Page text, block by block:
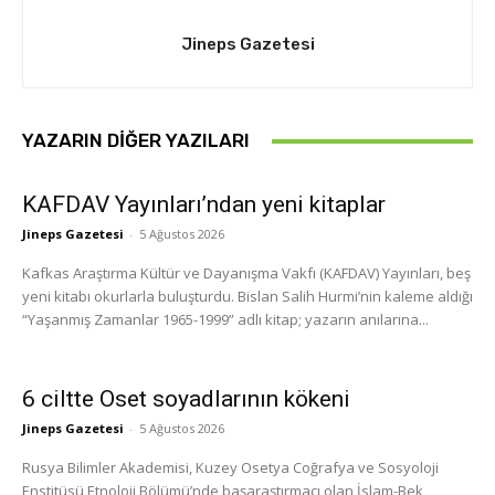
Jineps Gazetesi
YAZARIN DIĞER YAZILARI
KAFDAV Yayınları’ndan yeni kitaplar
Jineps Gazetesi - 5 Ağustos 2026
Kafkas Araştırma Kültür ve Dayanışma Vakfı (KAFDAV) Yayınları, beş
yeni kitabı okurlarla buluşturdu. Bislan Salih Hurmi’nin kaleme aldığı
“Yaşanmış Zamanlar 1965-1999” adlı kitap; yazarın anılarına...
6 ciltte Oset soyadlarının kökeni
Jineps Gazetesi - 5 Ağustos 2026
Rusya Bilimler Akademisi, Kuzey Osetya Coğrafya ve Sosyoloji
Enstitüsü Etnoloji Bölümü’nde başaraştırmacı olan İslam-Bek